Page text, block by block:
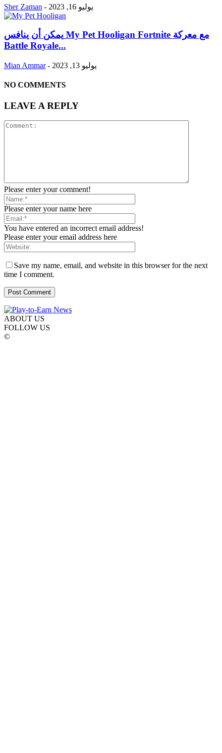
Sher Zaman - يوليو 16, 2023
يمكن أن ينافس My Pet Hooligan Fortnite مع معركة
Battle Royale...
Mian Ammar - يوليو 13, 2023
NO COMMENTS
LEAVE A REPLY
Please enter your comment!
Please enter your name here
You have entered an incorrect email address!
Please enter your email address here
Save my name, email, and website in this browser for the next
time I comment.
ABOUT US
FOLLOW US
©